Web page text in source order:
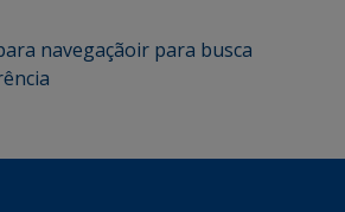
navegaçãoir para busca